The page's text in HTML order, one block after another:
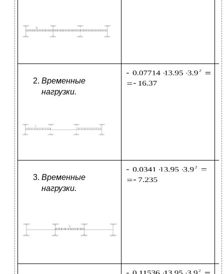
Временные
нагрузки.
Временные
нагрузки.